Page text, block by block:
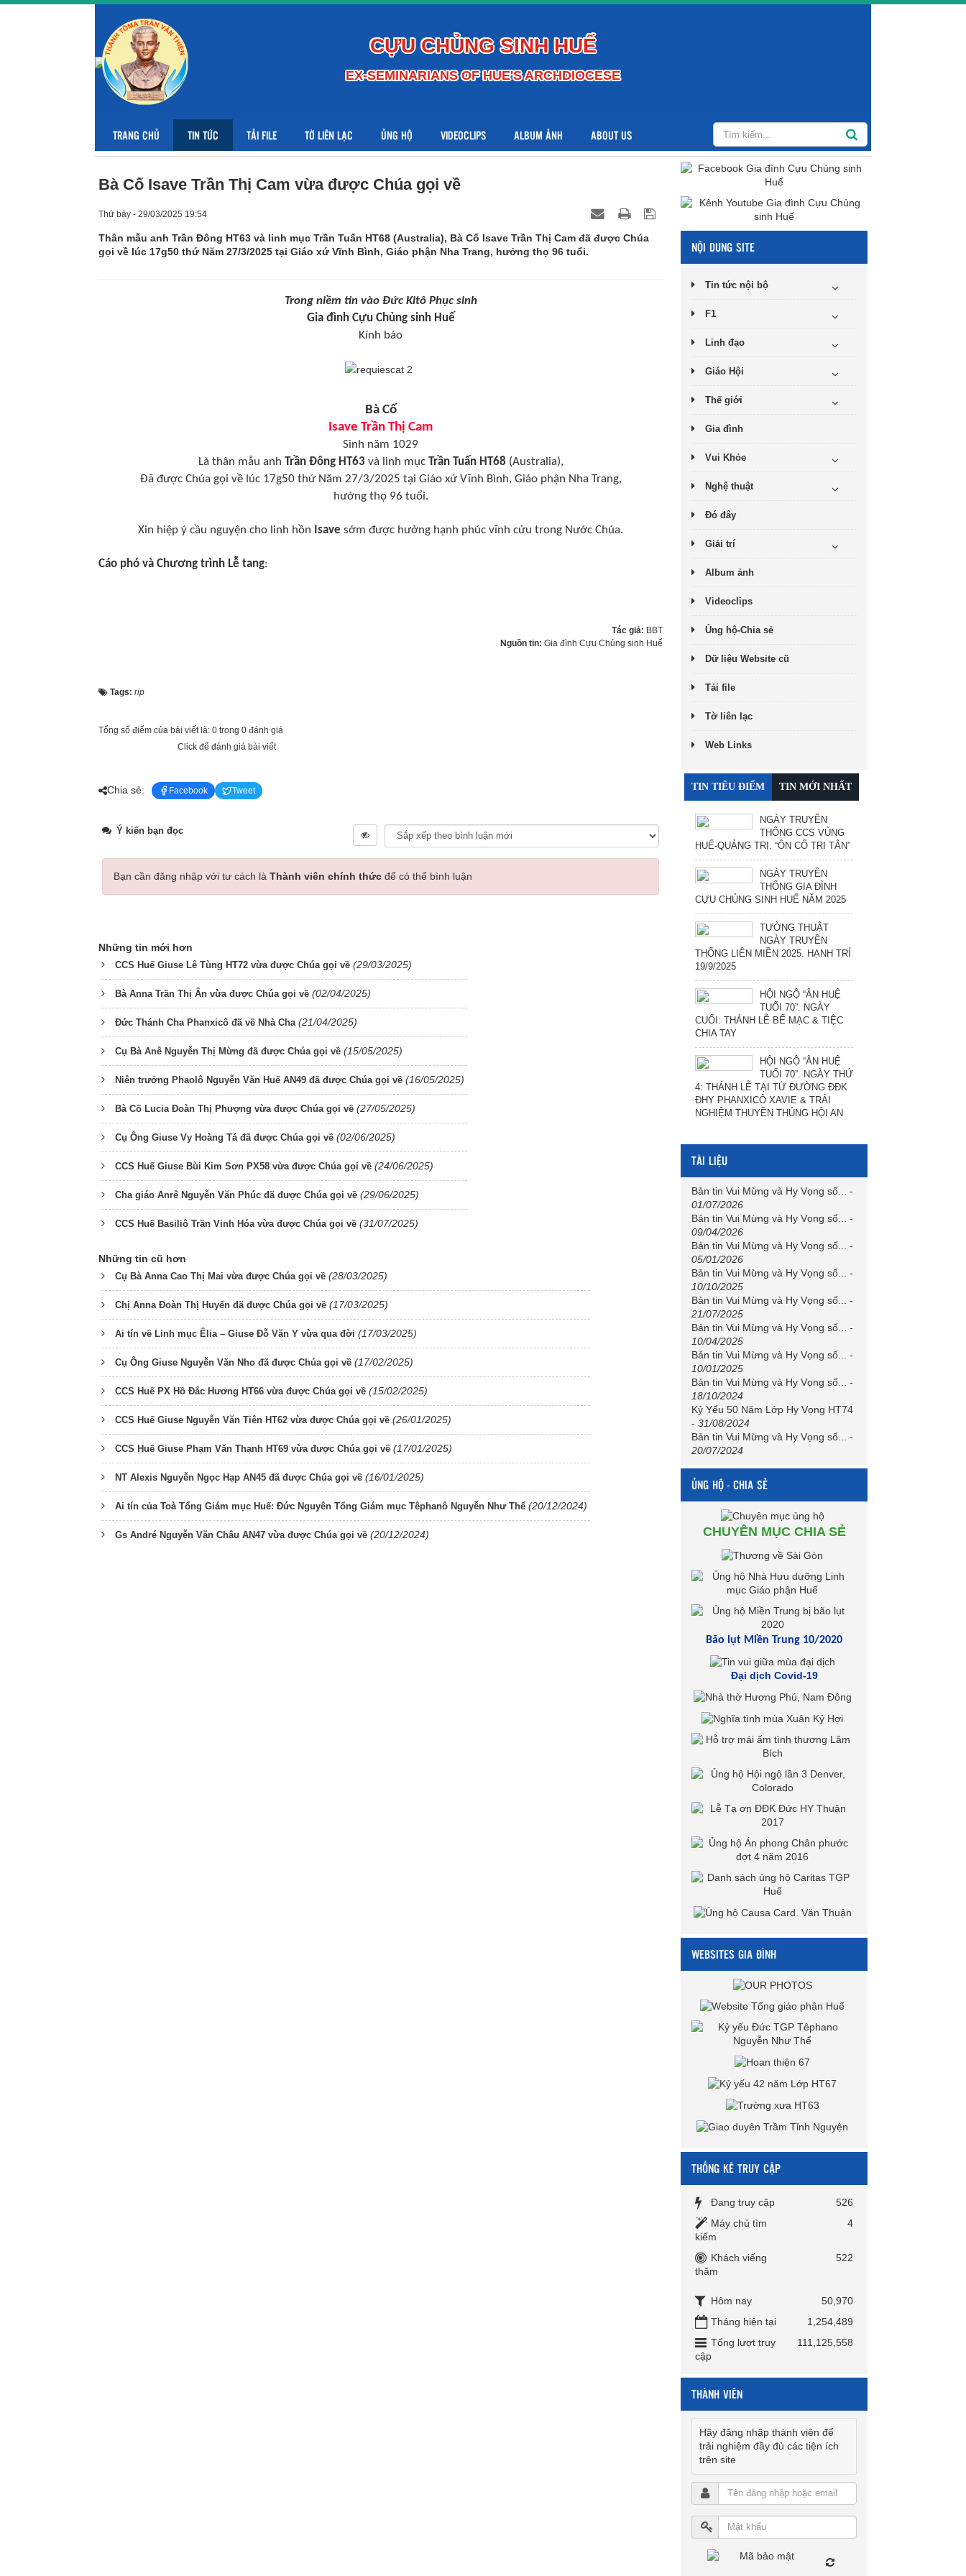
CỰU CHỦNG SINH HUẾ
EX-SEMINARIANS OF HUE'S ARCHDIOCESE
TRANG CHỦ TIN TỨC TẢI FILE TỜ LIÊN LẠC ỦNG HỘ VIDEOCLIPS ALBUM ẢNH ABOUT US
Bà Cố Isave Trần Thị Cam vừa được Chúa gọi về
Thứ bảy - 29/03/2025 19:54
Thân mẫu anh Trần Đông HT63 và linh mục Trần Tuấn HT68 (Australia), Bà Cố Isave Trần Thị Cam đã được Chúa
gọi về lúc 17g50 thứ Năm 27/3/2025 tại Giáo xứ Vĩnh Bình, Giáo phận Nha Trang, hưởng thọ 96 tuổi.
Trong niềm tin vào Đức Kitô Phục sinh
Gia đình Cựu Chủng sinh Huế
Kính báo
Bà Cố
Isave Trần Thị Cam
Sinh năm 1029
Là thân mẫu anh Trần Đông HT63 và linh mục Trần Tuấn HT68 (Australia),
Đã được Chúa gọi về lúc 17g50 thứ Năm 27/3/2025 tại Giáo xứ Vĩnh Bình, Giáo phận Nha Trang,
hưởng thọ 96 tuổi.
Xin hiệp ý cầu nguyện cho linh hồn Isave sớm được hưởng hạnh phúc vĩnh cửu trong Nước Chúa.
Cáo phó và Chương trình Lễ tang:
Tác giả: BBT
Nguồn tin: Gia đình Cựu Chủng sinh Huế
Tags: rip
Tổng số điểm của bài viết là: 0 trong 0 đánh giá
Click để đánh giá bài viết
Chia sẻ: Facebook Tweet
Ý kiến bạn đọc
Bạn cần đăng nhập với tư cách là Thành viên chính thức để có thể bình luận
Những tin mới hơn
CCS Huế Giuse Lê Tùng HT72 vừa được Chúa gọi về (29/03/2025)
Bà Anna Trần Thị Ân vừa được Chúa gọi về (02/04/2025)
Đức Thánh Cha Phanxicô đã về Nhà Cha (21/04/2025)
Cụ Bà Anê Nguyễn Thị Mừng đã được Chúa gọi về (15/05/2025)
Niên trưởng Phaolô Nguyễn Văn Huế AN49 đã được Chúa gọi về (16/05/2025)
Bà Cố Lucia Đoàn Thị Phượng vừa được Chúa gọi về (27/05/2025)
Cụ Ông Giuse Vy Hoàng Tá đã được Chúa gọi về (02/06/2025)
CCS Huế Giuse Bùi Kim Sơn PX58 vừa được Chúa gọi về (24/06/2025)
Cha giáo Anrê Nguyễn Văn Phúc đã được Chúa gọi về (29/06/2025)
CCS Huế Basiliô Trần Vinh Hóa vừa được Chúa gọi về (31/07/2025)
Những tin cũ hơn
Cụ Bà Anna Cao Thị Mai vừa được Chúa gọi về (28/03/2025)
Chị Anna Đoàn Thị Huyến đã được Chúa gọi về (17/03/2025)
Ai tín về Linh mục Êlia – Giuse Đỗ Văn Y vừa qua đời (17/03/2025)
Cụ Ông Giuse Nguyễn Văn Nho đã được Chúa gọi về (17/02/2025)
CCS Huế PX Hồ Đắc Hương HT66 vừa được Chúa gọi về (15/02/2025)
CCS Huế Giuse Nguyễn Văn Tiên HT62 vừa được Chúa gọi về (26/01/2025)
CCS Huế Giuse Phạm Văn Thạnh HT69 vừa được Chúa gọi về (17/01/2025)
NT Alexis Nguyễn Ngọc Hạp AN45 đã được Chúa gọi về (16/01/2025)
Ai tín của Toà Tổng Giám mục Huế: Đức Nguyên Tổng Giám mục Têphanô Nguyễn Như Thể (20/12/2024)
Gs André Nguyễn Văn Châu AN47 vừa được Chúa gọi về (20/12/2024)
NỘI DUNG SITE
Tin tức nội bộ
F1
Linh đạo
Giáo Hội
Thế giới
Gia đình
Vui Khỏe
Nghệ thuật
Đó đây
Giải trí
Album ảnh
Videoclips
Ủng hộ-Chia sẻ
Dữ liệu Website cũ
Tải file
Tờ liên lạc
Web Links
TIN TIÊU ĐIỂM TIN MỚI NHẤT
NGÀY TRUYỀN
THỐNG CCS VÙNG
HUẾ-QUẢNG TRỊ. “ÔN CỐ TRI TÂN”
NGÀY TRUYỀN
THỐNG GIA ĐÌNH
CỰU CHỦNG SINH HUẾ NĂM 2025
TƯỜNG THUẬT
NGÀY TRUYỀN
THỐNG LIÊN MIỀN 2025. HẠNH TRÍ
19/9/2025
HỘI NGỘ “ÂN HUỆ
TUỔI 70”. NGÀY
CUỐI: THÁNH LỄ BẾ MẠC & TIỆC
CHIA TAY
HỘI NGỘ “ÂN HUỆ
TUỔI 70”. NGÀY THỨ
4: THÁNH LỄ TẠI TỪ ĐƯỜNG ĐĐK
ĐHY PHANXICÔ XAVIE & TRẢI
NGHIỆM THUYỀN THÚNG HỘI AN
TÀI LIỆU
Bản tin Vui Mừng và Hy Vọng số...
-
01/07/2026
Bản tin Vui Mừng và Hy Vọng số...
-
09/04/2026
Bản tin Vui Mừng và Hy Vọng số...
-
05/01/2026
Bản tin Vui Mừng và Hy Vọng số...
-
10/10/2025
Bản tin Vui Mừng và Hy Vọng số...
-
21/07/2025
Bản tin Vui Mừng và Hy Vọng số...
-
10/04/2025
Bản tin Vui Mừng và Hy Vọng số...
-
10/01/2025
Bản tin Vui Mừng và Hy Vọng số...
-
18/10/2024
Kỷ Yếu 50 Năm Lớp Hy Vọng HT74
- 31/08/2024
Bản tin Vui Mừng và Hy Vọng số...
-
20/07/2024
ỦNG HỘ - CHIA SẺ
CHUYÊN MỤC CHIA SẺ
Bão lụt Miền Trung 10/2020
Đại dịch Covid-19
WEBSITES GIA ĐÌNH
THỐNG KÊ TRUY CẬP
Đang truy cập
526
Máy chủ tìm
kiếm
4
Khách viếng
thăm
522
Hôm nay
50,970
Tháng hiện tại
1,254,489
Tổng lượt truy
cập
111,125,558
THÀNH VIÊN
Hãy đăng nhập thành viên để
trải nghiệm đầy đủ các tiện ích
trên site